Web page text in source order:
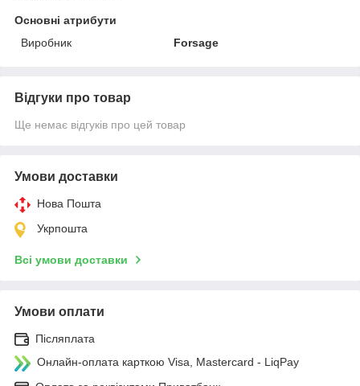
Основні атрибути
Виробник
Forsage
Відгуки про товар
Ще немає відгуків про цей товар
Умови доставки
Нова Пошта
Укрпошта
Всі умови доставки
Умови оплати
Післяплата
Онлайн-оплата карткою Visa, Mastercard - LiqPay